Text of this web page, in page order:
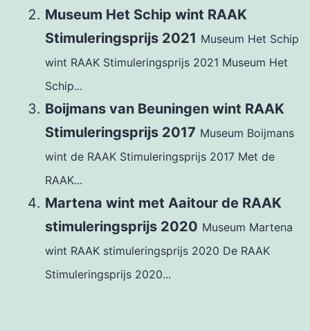
Museum Het Schip wint RAAK
Stimuleringsprijs 2021 Museum Het Schip
wint RAAK Stimuleringsprijs 2021 Museum Het
Schip...
Boijmans van Beuningen wint RAAK
Stimuleringsprijs 2017 Museum Boijmans
wint de RAAK Stimuleringsprijs 2017 Met de
RAAK...
Martena wint met Aaitour de RAAK
stimuleringsprijs 2020 Museum Martena
wint RAAK stimuleringsprijs 2020 De RAAK
Stimuleringsprijs 2020...